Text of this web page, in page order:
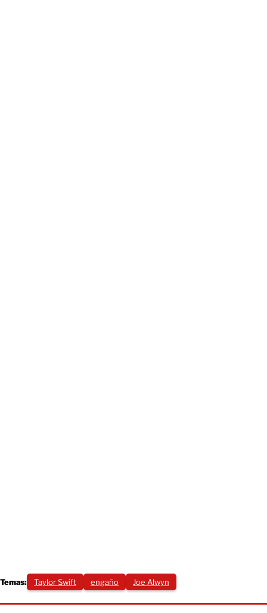
Temas: Taylor Swift engaño Joe Alwyn